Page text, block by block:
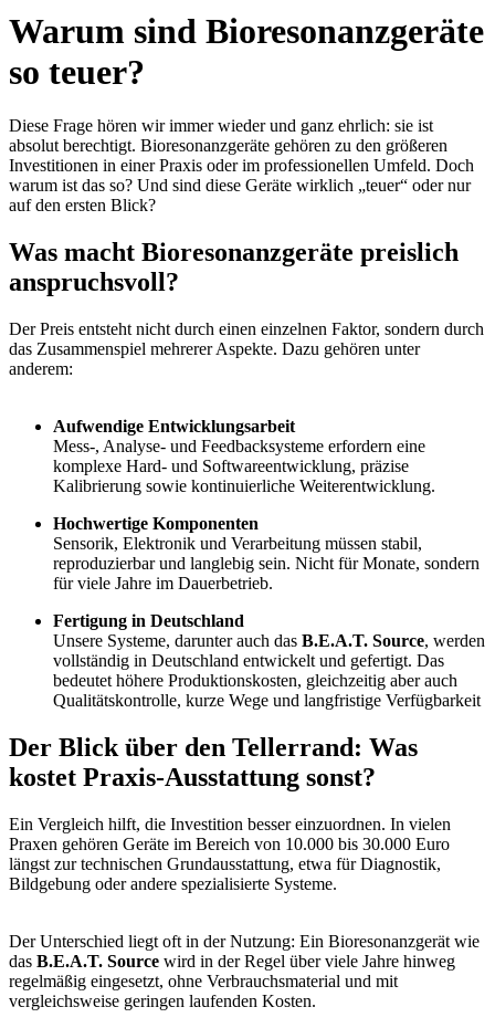
Warum sind Bioresonanzgeräte
so teuer?
Diese Frage hören wir immer wieder und ganz ehrlich: sie ist
absolut berechtigt. Bioresonanzgeräte gehören zu den größeren
Investitionen in einer Praxis oder im professionellen Umfeld. Doch
warum ist das so? Und sind diese Geräte wirklich „teuer“ oder nur
auf den ersten Blick?
Was macht Bioresonanzgeräte preislich
anspruchsvoll?
Der Preis entsteht nicht durch einen einzelnen Faktor, sondern durch
das Zusammenspiel mehrerer Aspekte. Dazu gehören unter
anderem:
Aufwendige Entwicklungsarbeit
Mess-, Analyse- und Feedbacksysteme erfordern eine
komplexe Hard- und Softwareentwicklung, präzise
Kalibrierung sowie kontinuierliche Weiterentwicklung.
Hochwertige Komponenten
Sensorik, Elektronik und Verarbeitung müssen stabil,
reproduzierbar und langlebig sein. Nicht für Monate, sondern
für viele Jahre im Dauerbetrieb.
Fertigung in Deutschland
Unsere Systeme, darunter auch das B.E.A.T. Source, werden
vollständig in Deutschland entwickelt und gefertigt. Das
bedeutet höhere Produktionskosten, gleichzeitig aber auch
Qualitätskontrolle, kurze Wege und langfristige Verfügbarkeit
Der Blick über den Tellerrand: Was
kostet Praxis-Ausstattung sonst?
Ein Vergleich hilft, die Investition besser einzuordnen. In vielen
Praxen gehören Geräte im Bereich von 10.000 bis 30.000 Euro
längst zur technischen Grundausstattung, etwa für Diagnostik,
Bildgebung oder andere spezialisierte Systeme.
Der Unterschied liegt oft in der Nutzung: Ein Bioresonanzgerät wie
das B.E.A.T. Source wird in der Regel über viele Jahre hinweg
regelmäßig eingesetzt, ohne Verbrauchsmaterial und mit
vergleichsweise geringen laufenden Kosten.